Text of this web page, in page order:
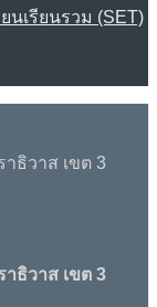
นเรียนรวม (SET)
ธิวาส เขต 3
ธิวาส เขต 3